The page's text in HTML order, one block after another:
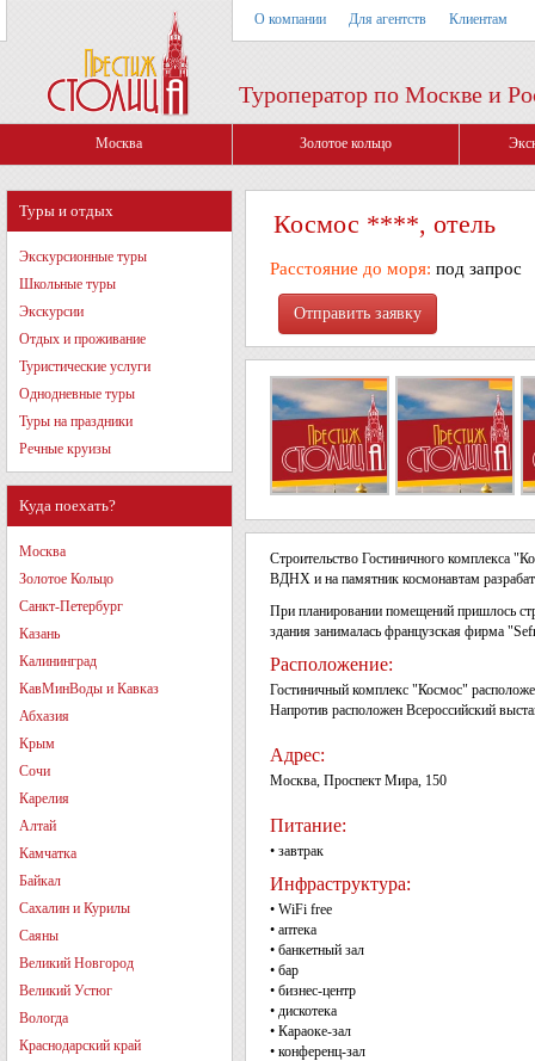
О компании Для агентств Клиентам
Туроператор по Москве и
Москва Золотое кольцо
Туры и отдых
Экскурсионные туры
Школьные туры
Экскурсии
Отдых и проживание
Туристические услуги
Однодневные туры
Туры на праздники
Речные круизы
Куда поехать?
Москва
Золотое Кольцо
Санкт-Петербург
Казань
Калининград
КавМинВоды и Кавказ
Абхазия
Крым
Сочи
Карелия
Алтай
Камчатка
Байкал
Сахалин и Курилы
Саяны
Великий Новгород
Великий Устюг
Вологда
Краснодарский край
Космос ****, отель
Расстояние до моря: под запрос
Строительство Гостиничного комплекса
ВДНХ и на памятник космонавтам
При планировании помещений пришлось
здания занималась французская фирма
Расположение:
Гостиничный комплекс "Космос"
Напротив расположен Всероссийский
Адрес:
Москва, Проспект Мира, 150
Питание:
• завтрак
Инфраструктура:
• WiFi free
• аптека
• банкетный зал
• бар
• бизнес-центр
• дискотека
• Караоке-зал
• конференц-зал